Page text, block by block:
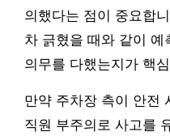
의했다는 점이 중요합
차 긁혔을 때와 같이 예
의무를 다했는지가 핵
만약 주차장 측이 안전
직원 부주의로 사고를